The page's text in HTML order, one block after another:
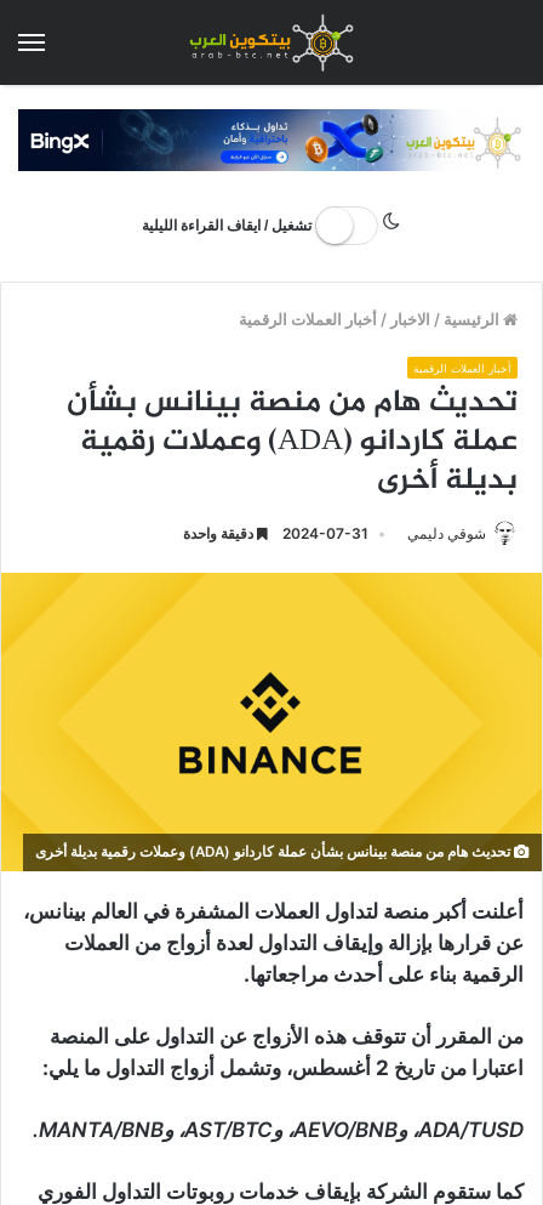
تشغيل / ايقاف القراءة الليلية
الرئيسية / الاخبار /أخبار العملات الرقمية
أخبار العملات الرقمية
تحديث هام من منصة بينانس بشأن
عملة كاردانو (ADA) وعملات رقمية
بديلة أخرى
شوقي دليمي 2024-07-31 دقيقة واحدة
تحديث هام من منصة بينانس بشأن عملة كاردانو (ADA) وعملات رقمية بديلة أخرى
أعلنت أكبر منصة لتداول العملات المشفرة في العالم بينانس،
عن قرارها بإزالة وإيقاف التداول لعدة أزواج من العملات
الرقمية بناء على أحدث مراجعاتها.
من المقرر أن تتوقف هذه الأزواج عن التداول على المنصة
اعتبارا من تاريخ 2 أغسطس، وتشمل أزواج التداول ما يلي:
ADA/TUSD، وAEVO/BNB، وAST/BTC، وMANTA/BNB.
كما ستقوم الشركة بإيقاف خدمات روبوتات التداول الفوري